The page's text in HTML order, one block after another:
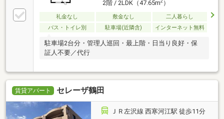
2階 / 2LDK（47.65m ）
礼金なし 敷金なし
二人暮らし
バス・トイレ別
駐車場(近隣含) インターネット無料
駐車場2台分・管理人巡回・最上階・日当り良好・保
証人不要／代行
賃貸アパート セレーザ鶴田
ＪＲ左沢線 西寒河江駅 徒歩11分